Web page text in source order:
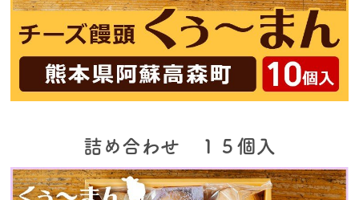
詰め合わせ １５個入